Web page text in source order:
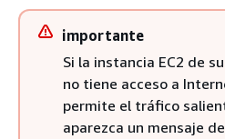
importante
Si la instancia EC2 de
no tiene acceso a
permite el tráfico
aparezca un mensaje